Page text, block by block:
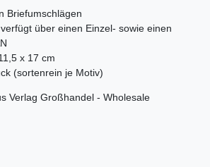
Briefumschlägen
über einen Einzel- sowie einen
x 17 cm
(sortenrein je Motiv)
Verlag Großhandel - Wholesale